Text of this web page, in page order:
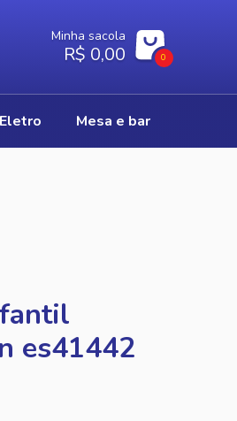
Minha sacola
R$ 0,00 0
eletro mesa e bar
es41442